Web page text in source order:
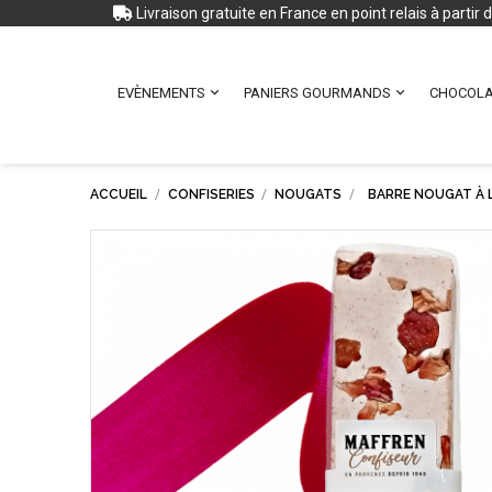
Livraison gratuite en France en point relais à partir

EVÈNEMENTS 
PANIERS GOURMANDS
ACCUEIL CONFISERIES NOUGATS BARRE NOUGAT À